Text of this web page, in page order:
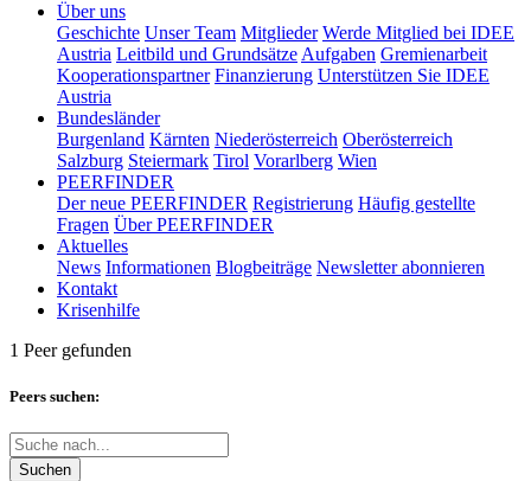
Über uns
Geschichte Unser Team Mitglieder Werde Mitglied bei IDEE
Austria Leitbild und Grundsätze Aufgaben Gremienarbeit
Kooperationspartner Finanzierung Unterstützen Sie IDEE
Austria
Bundesländer
Burgenland Kärnten Niederösterreich Oberösterreich
Salzburg Steiermark Tirol Vorarlberg Wien
PEERFINDER
Der neue PEERFINDER Registrierung Häufig gestellte
Fragen Über PEERFINDER
Aktuelles
News Informationen Blogbeiträge Newsletter abonnieren
Kontakt
Krisenhilfe
1 Peer gefunden
Peers suchen:
Suchen